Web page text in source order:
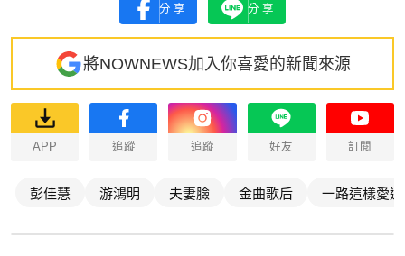
分享 分享
將NOWNEWS加入你喜愛的新聞來源
APP 追蹤 追蹤 好友 訂閱
彭佳慧 游鴻明 夫妻臉 金曲歌后 一路這樣愛